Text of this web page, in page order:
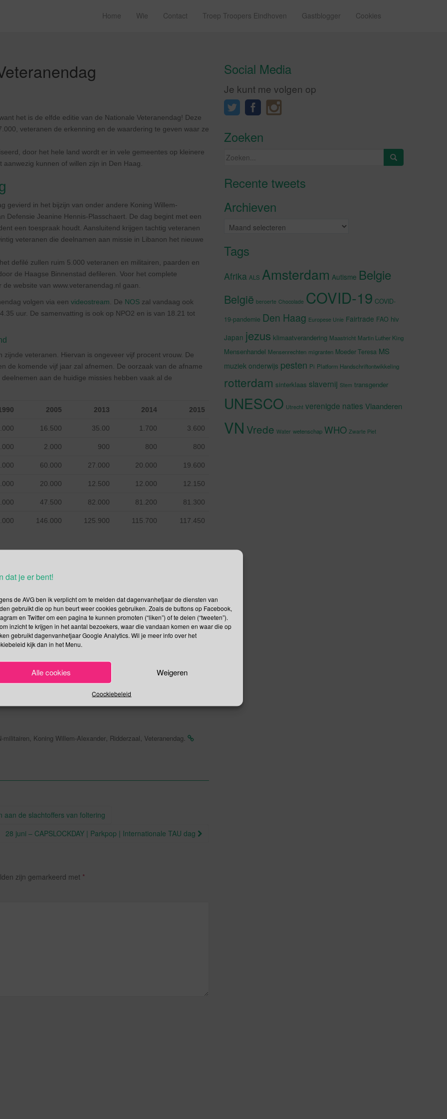
dat je er bent!
de AVG ben ik verplicht om te melden dat dagenvanhetjaar de diensten van
gebruikt die op hun beurt weer cookies gebruiken. Zoals de buttons op Facebook,
en Twitter om een pagina te kunnen promoten (“liken”) of te delen (“tweeten”).
inzicht te krijgen in het aantal bezoekers, waar die vandaan komen en waar die op
gebruikt dagenvanhetjaar Google Analytics. Wil je meer info over het
kijk dan in het Menu.
Alle cookies Weigeren
Coockiebeleid
Home Wie Contact Troep Troopers Eindhoven Gastblogger Cookies
het is de elfde editie van de Nationale Veteranendag! Deze
veteranen de erkenning en de waardering te geven waar ze
door het hele land wordt er in vele gemeentes op kleinere
kunnen of willen zijn in Den Haag.
gevierd in het bijzijn van onder andere Koning Willem-
Defensie Jeanine Hennis-Plasschaert. De dag begint met een
een toespraak houdt. Aansluitend krijgen tachtig veteranen
veteranen die deelnamen aan missie in Libanon het nieuwe
defilé zullen ruim 5.000 veteranen en militairen, paarden en
de Haagse Binnenstad defileren. Voor het complete
website van www.veteranendag.nl gaan.
volgen via een videostream . De NOS zal vandaag ook
uur. De samenvatting is ook op NPO2 en is van 18.21 tot
veteranen. Hiervan is ongeveer vijf procent vrouw. De
de komende vijf jaar zal afnemen. De oorzaak van de afname
aan de huidige missies hebben vaak al de
2005 2013 2014 2015
16.500 35.00 1.700 3.600
2.000 900 800 800
60.000 27.000 20.000 19.600
20.000 12.500 12.000 12.150
47.500 82.000 81.200 81.300
146.000 125.900 115.700 117.450
waardering en respect voor onze veteranen?
militairen, Koning Willem-Alexander, Ridderzaal, Veteranendag.
de slachtoffers van foltering
28 juni – CAPSLOCKDAY | Parkpop | Internationale TAU dag
zijn gemarkeerd met *
Social Media
Je kunt me volgen op
Zoeken
Zoeken
Recente tweetsKlik om marketing cookies te
Archieven
Archieven
Tags
Afrika ALS Amsterdam Autisme Belgie
België beroerte Chocolade COVID-19 COVID-
19-pandemie Den Haag Europese Unie Fairtrade FAO hiv
Japan jezus klimaatverandering Maastricht Martin Luther King
Mensenhandel Mensenrechten migranten Moeder Teresa MS
muziek onderwijs pesten Pi Platform Handschriftontwikkeling
rotterdam sinterklaas slavernij Stem transgender
UNESCO Utrecht verenigde naties Vlaanderen
VN Vrede Water wetenschap WHO Zwarte Piet